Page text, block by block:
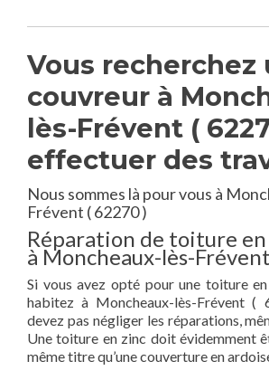
Vous recherchez
couvreur à
lès-Frévent (
effectuer des
Nous sommes là pour vous à
Frévent ( 62270 )
Réparation de toiture
à Moncheaux-lès-
Si vous avez opté pour une toiture
habitez à Moncheaux-lès-Frévent (
devez pas négliger les réparations,
Une toiture en zinc doit évidemment
même titre qu’une couverture en